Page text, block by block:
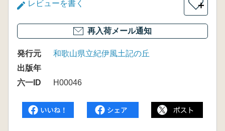
レビューを書く ＋
再入荷メール通知
発行元
和歌山県立紀伊風土記の丘
出版年
六一ID
H00046